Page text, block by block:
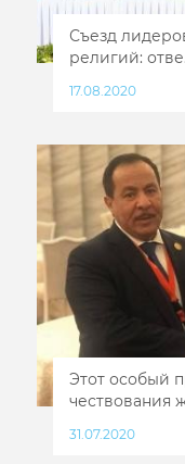
Съезд
религий:
17.08.2020
Этот особый
чествования
31.07.2020